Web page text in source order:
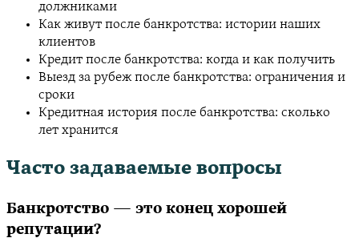
должниками
Как живут после банкротства: истории наших
клиентов
Кредит после банкротства: когда и как получить
Выезд за рубеж после банкротства: ограничения и
сроки
Кредитная история после банкротства: сколько
лет хранится
Часто задаваемые вопросы
Банкротство — это конец хорошей
репутации?